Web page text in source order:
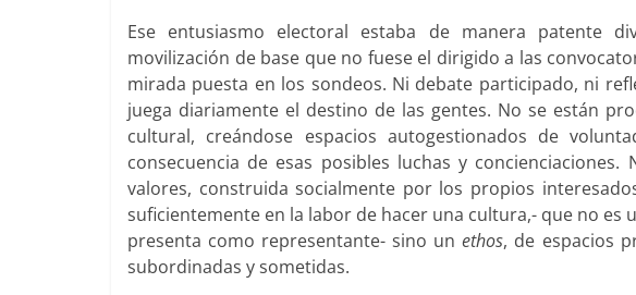
Ese entusiasmo electoral estaba de manera patente
movilización de base que no fuese el dirigido a las
mirada puesta en los sondeos. Ni debate participado, ni
juega diariamente el destino de las gentes. No se están
cultural, creándose espacios autogestionados de
consecuencia de esas posibles luchas y
valores, construida socialmente por los propios
suficientemente en la labor de hacer una cultura,- que no es
presenta como representante- sino unethos, de espacios
subordinadas y sometidas.